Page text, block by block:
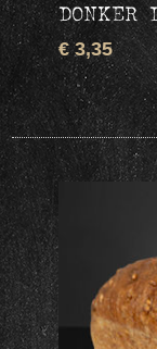
DONKER
€ 3,35